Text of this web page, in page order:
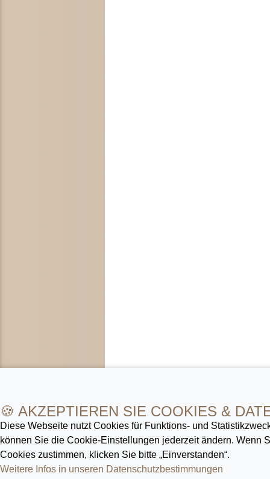
🍪 AKZEPTIEREN SIE COOKIES &
Diese Webseite nutzt Cookies für Funktions- und
können Sie die Cookie-Ein­stellungen jederzeit ändern. Wenn
Cookies zustimmen, klicken Sie bitte „Einverstanden“.
Weitere Infos in unseren Datenschutz­bestimmungen